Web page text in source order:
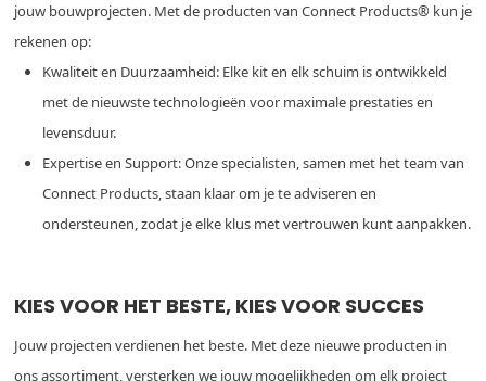
jouw bouwprojecten. Met de producten van Connect Products® kun je
rekenen op:
Kwaliteit en Duurzaamheid: Elke kit en elk schuim is ontwikkeld
met de nieuwste technologieën voor maximale prestaties en
levensduur.
Expertise en Support: Onze specialisten, samen met het team van
Connect Products, staan klaar om je te adviseren en
ondersteunen, zodat je elke klus met vertrouwen kunt aanpakken.
KIES VOOR HET BESTE, KIES VOOR SUCCES
Jouw projecten verdienen het beste. Met deze nieuwe producten in
ons assortiment, versterken we jouw mogelijkheden om elk project